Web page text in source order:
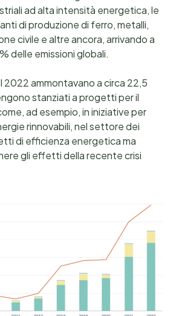
ad alta intensità energetica, le
di produzione di ferro, metalli,
civile e altre ancora, arrivando a
delle emissioni globali.
2022 ammontavano a circa 22,5
stanziati a progetti per il
ad esempio, in iniziative per
rinnovabili, nel settore dei
di efficienza energetica ma
gli effetti della recente crisi